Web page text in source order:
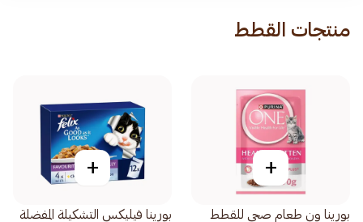
منتجات القطط
+
بورينا ون طعام صحي للقطط
+
بورينا فيليكس التشكيلة المفضلة